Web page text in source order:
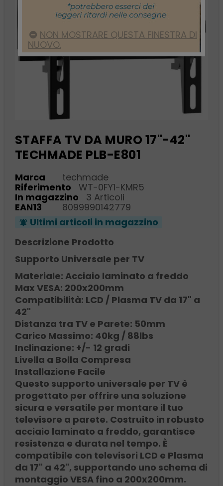
STAFFA TV DA MURO 17"-42"
TECHMADE PLB-E801
Marca
techmade
Riferimento
WT-0FY1-KMR5
In magazzino
3 Articoli
EAN13
8099990142779
notifications_active Ultimi articoli in magazzino
Descrizione Prodotto
Supporto Universale per TV
Materiale: Acciaio laminato a freddo
Max VESA: 200x200mm
Compatibilità: LCD / Plasma TV da 17" a
42"
Distanza tra TV e Parete: 50mm
Carico Massimo: 40kg / 88lbs
Inclinazione: +/- 12 gradi
Livella a Bolla Compresa
Installazione Facile
Questo supporto universale per TV è
progettato per offrire una soluzione
sicura e versatile per montare il tuo
televisore a parete. Costruito in robusto
acciaio laminato a freddo, garantisce
resistenza e durata nel tempo. È
compatibile con televisori LCD e Plasma
da 17" a 42", supportando uno schema di
montaggio VESA fino a 200x200mm.
NON MOSTRARE QUESTA FINESTRA DI
NUOVO.